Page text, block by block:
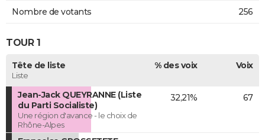
Nombre de votants 256
TOUR 1
Tête de liste
Liste
% des voix Voix
Jean-Jack QUEYRANNE (Liste
du Parti Socialiste)
Une région d'avance - le choix de
Rhône-Alpes
32,21% 67